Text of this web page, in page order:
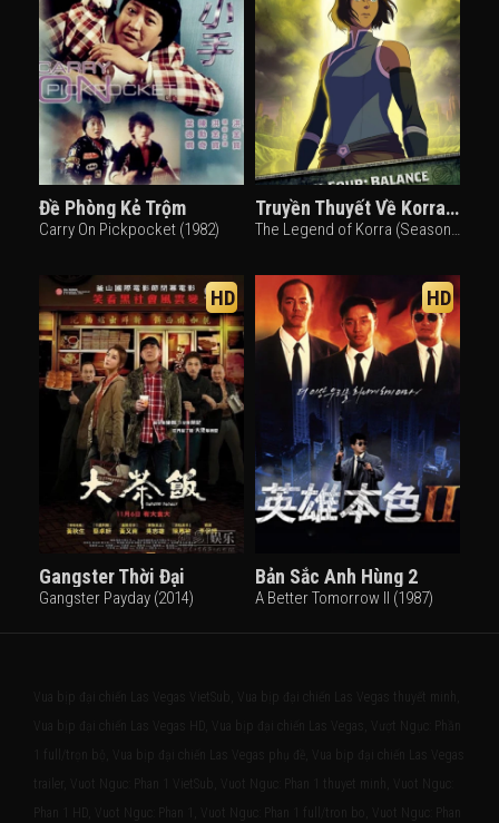
Đề Phòng Kẻ Trộm
Carry On Pickpocket (1982)
Truyền Thuyết Về Korra (Phần 4)
The Legend of Korra (Season 4) (2014)
HD
Gangster Thời Đại
Gangster Payday (2014)
HD
Bản Sắc Anh Hùng 2
A Better Tomorrow II (1987)
Vua bịp đại chiến Las Vegas VietSub, Vua bịp đại chiến Las Vegas thuyết minh,
Vua bịp đại chiến Las Vegas HD, Vua bịp đại chiến Las Vegas, Vượt Ngục: Phần
1 full/trọn bộ, Vua bịp đại chiến Las Vegas phụ đề, Vua bịp đại chiến Las Vegas
trailer, Vuot Nguc: Phan 1 VietSub, Vuot Nguc: Phan 1 thuyet minh, Vuot Nguc:
Phan 1 HD, Vuot Nguc: Phan 1, Vuot Nguc: Phan 1 full/tron bo, Vuot Nguc: Phan